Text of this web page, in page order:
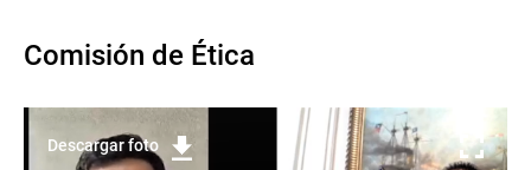
Comisión de Ética
Descargar foto